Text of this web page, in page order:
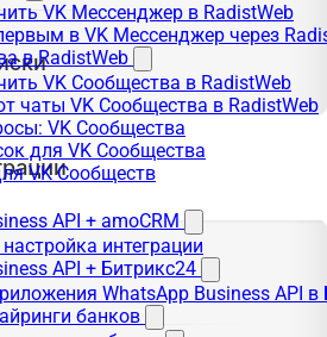
VK Мессенджер в RadistWeb
в VK Мессенджер через
в RadistWeb
VK Сообщества в RadistWeb
чаты VK Сообщества в RadistWeb
VK Сообщества
для VK Сообщества
VK Сообществ
API + amoCRM
интеграции
API + Битрикс24
WhatsApp Business API
банков